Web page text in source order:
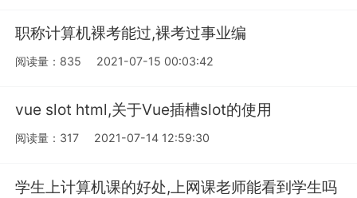
职称计算机裸考能过,裸考过事业编
阅读量：835 2021-07-15 00:03:42
vue slot html,关于Vue插槽slot的使用
阅读量：317 2021-07-14 12:59:30
学生上计算机课的好处,上网课老师能看到学生吗